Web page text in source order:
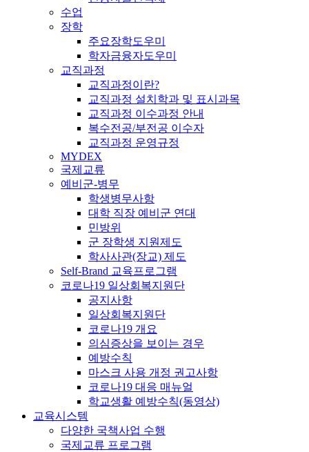
수업
장학
주요장학도우미
학자금융자도우미
교직과정
교직과정이란?
교직과정 설치학과 및 표시과목
교직과정 이수과정 안내
복수전공/부전공 이수자
교직과정 운영규정
MYDEX
국제교류
예비군-병무
학생병무사항
대학 직장 예비군 연대
민방위
군 장학생 지원제도
학사사관(장교) 제도
Self-Brand 교육프로그램
코로나19 일상회복지원단
공지사항
일상회복지원단
코로나19 개요
의심증상을 보이는 경우
예방수칙
마스크 사용 개정 권고사항
코로나19 대응 매뉴얼
학교생활 예방수칙(동영상)
교육시스템
다양한 국책사업 수행
국제교류 프로그램